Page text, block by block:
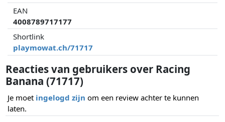
EAN
4008789717177
Shortlink
playmowat.ch/71717
Reacties van gebruikers over Racing
Banana (71717)
Je moet ingelogd zijn om een review achter te kunnen
laten.